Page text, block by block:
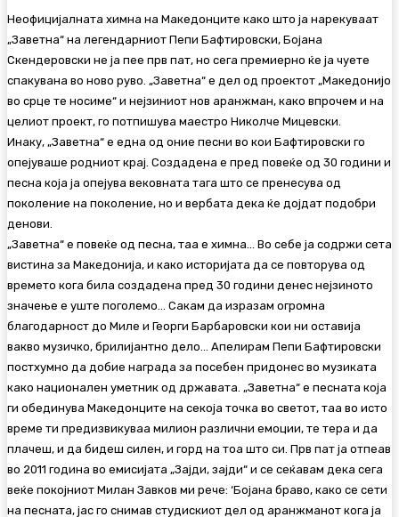
Неофицијалната химна на Македонците како што ја нарекуваат
„Заветна“ на легендарниот Пепи Бафтировски, Бојана
Скендеровски не ја пее прв пат, но сега премиерно ќе ја чуете
спакувана во ново руво. „Заветна“ е дел од проектот „Македонијо
во срце те носиме“ и нејзиниот нов аранжман, како впрочем и на
целиот проект, го потпишува маестро Николче Мицевски.
Инаку, „Заветна“ е една од оние песни во кои Бафтировски го
опејуваше родниот крај. Создадена е пред повеќе од 30 години и
песна која ја опејува вековната тага што се пренесува од
поколение на поколение, но и вербата дека ќе дојдат подобри
денови.
„Заветна“ е повеќе од песна, таа е химна… Во себе ја содржи сета
вистина за Македонија, и како историјата да се повторува од
времето кога била создадена пред 30 години денес нејзиното
значење е уште поголемо… Сакам да изразам огромна
благодарност до Миле и Георги Барбаровски кои ни оставија
вакво музичко, брилијантно дело… Апелирам Пепи Бафтировски
постхумно да добие награда за посебен придонес во музиката
како национален уметник од државата. „Заветна“ е песната која
ги обединува Македонците на секоја точка во светот, таа во исто
време ти предизвикуваа милион различни емоции, те тера и да
плачеш, и да бидеш силен, и горд на тоа што си. Прв пат ја отпеав
во 2011 година во емисијата „Зајди, зајди“ и се сеќавам дека сега
веќе покојниот Милан Завков ми рече: ‘Бојана браво, како се сети
на песната, јас го снимав студискиот дел од аранжманот кога ја